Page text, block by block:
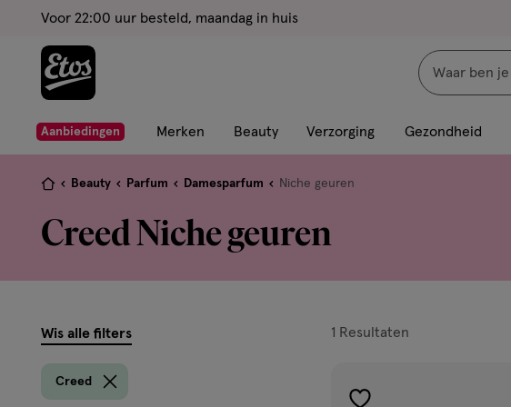
ga
de
hoofd
ga
naar
de
ga
naar
Voor 22:00 uur besteld, maandag in huis
Zoeken
met
dit
Aanbiedingen Merken Beauty Verzorging Gezondheid
Je
hier:
Beauty Parfum Damesparfum Niche geuren
Creed Niche geuren
filters
Wis alle filters
Creed
1 Resultaten
producten